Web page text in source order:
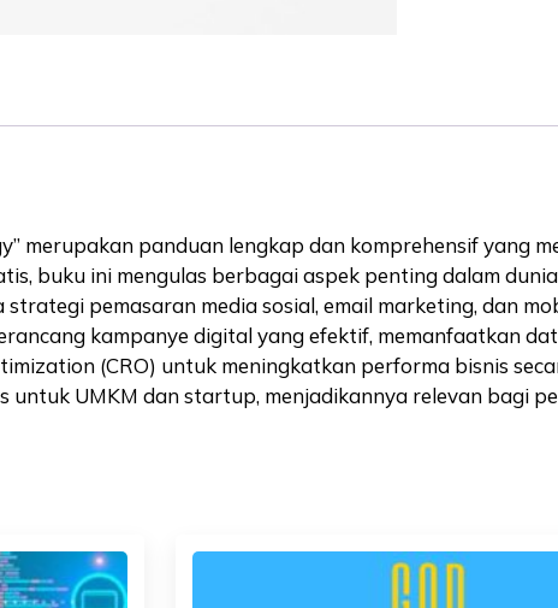
merupakan panduan lengkap dan komprehensif yang
buku ini mengulas berbagai aspek penting dalam
strategi pemasaran media sosial, email marketing, dan
kampanye digital yang efektif, memanfaatkan
(CRO) untuk meningkatkan performa bisnis
UMKM dan startup, menjadikannya relevan bagi